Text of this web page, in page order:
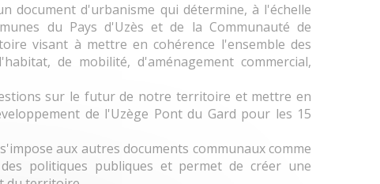
document d'urbanisme qui détermine, à l'échelle
du Pays d'Uzès et de la Communauté de
visant à mettre en cohérence l'ensemble des
de mobilité, d'aménagement commercial,
sur le futur de notre territoire et mettre en
de l'Uzège Pont du Gard pour les 15
aux autres documents communaux comme
politiques publiques et permet de créer une